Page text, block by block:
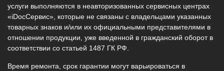
услуги выполняются в неавторизованных сервисных центрах
«iDocСервис», которые не связаны с владельцами указанных
товарных знаков и/или их официальными представителями в
отношении продукции, уже введенной в гражданский оборот в
соответствии со статьей 1487 ГК РФ.
Время ремонта, срок гарантии могут варьироваться в